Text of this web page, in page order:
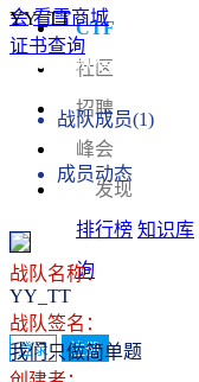
CTF
社区
招聘
峰会
发现
排行榜 知识库
询
登录 注册
会 看雪商城
证书查询
YY_TT
战队信息
战队成员(1)
成员动态
战队名称：
YY_TT
战队签名：
我们只做简单题